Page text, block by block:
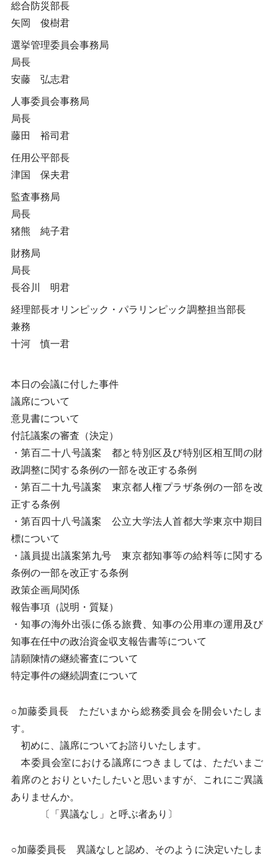
総合防災部長
矢岡 俊樹君
選挙管理委員会事務局
局長
安藤 弘志君
人事委員会事務局
局長
藤田 裕司君
任用公平部長
津国 保夫君
監査事務局
局長
猪熊 純子君
財務局
局長
長谷川 明君
経理部長オリンピック・パラリンピック調整担当部長
兼務
十河 慎一君
本日の会議に付した事件
議席について
意見書について
付託議案の審査（決定）
・第百二十八号議案 都と特別区及び特別区相互間の財
政調整に関する条例の一部を改正する条例
・第百二十九号議案 東京都人権プラザ条例の一部を改
正する条例
・第百四十八号議案 公立大学法人首都大学東京中期目
標について
・議員提出議案第九号 東京都知事等の給料等に関する
条例の一部を改正する条例
政策企画局関係
報告事項（説明・質疑）
・知事の海外出張に係る旅費、知事の公用車の運用及び
知事在任中の政治資金収支報告書等について
請願陳情の継続審査について
特定事件の継続調査について
○加藤委員長 ただいまから総務委員会を開会いたしま
す。
初めに、議席についてお諮りいたします。
本委員会室における議席につきましては、ただいまご
着席のとおりといたしたいと思いますが、これにご異議
ありませんか。
〔「異議なし」と呼ぶ者あり〕
○加藤委員長 異議なしと認め、そのように決定いたしま